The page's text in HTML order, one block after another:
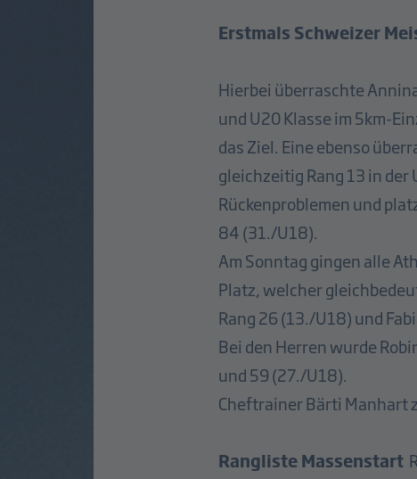
Erstmals Schweizer
Hierbei überraschte
und U20 Klasse im 5km-
das Ziel. Eine ebenso
gleichzeitig Rang 13 in
Rückenproblemen und
84 (31./U18).
Am Sonntag gingen alle
Platz, welcher
Rang 26 (13./U18) und
Bei den Herren wurde
und 59 (27./U18).
Cheftrainer Bärti Manhart
Rangliste Massenstart